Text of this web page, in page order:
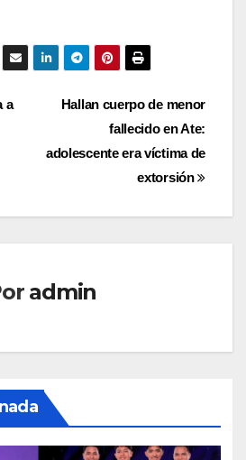
Hallan cuerpo de menor
fallecido en Ate:
adolescente era víctima de
extorsión
a
admin